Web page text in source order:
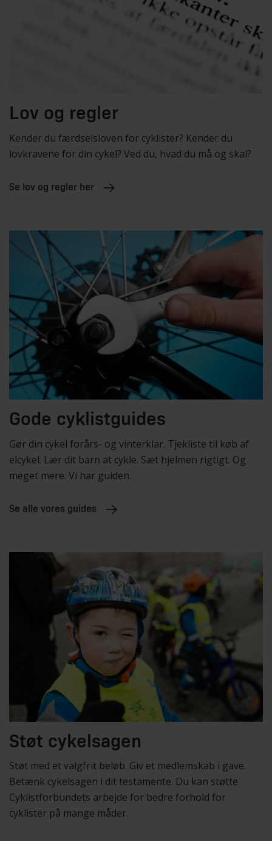
Lov og regler
Kender du færdselsloven for cyklister? Kender du
lovkravene for din cykel? Ved du, hvad du må og skal?
Se lov og regler her
Gode cyklistguides
Gør din cykel forårs- og vinterklar. Tjekliste til køb af
elcykel. Lær dit barn at cykle. Sæt hjelmen rigtigt. Og
meget mere. Vi har guiden.
Se alle vores guides
Støt cykelsagen
Støt med et valgfrit beløb. Giv et medlemskab i gave.
Betænk cykelsagen i dit testamente. Du kan støtte
Cyklistforbundets arbejde for bedre forhold for
cyklister på mange måder.